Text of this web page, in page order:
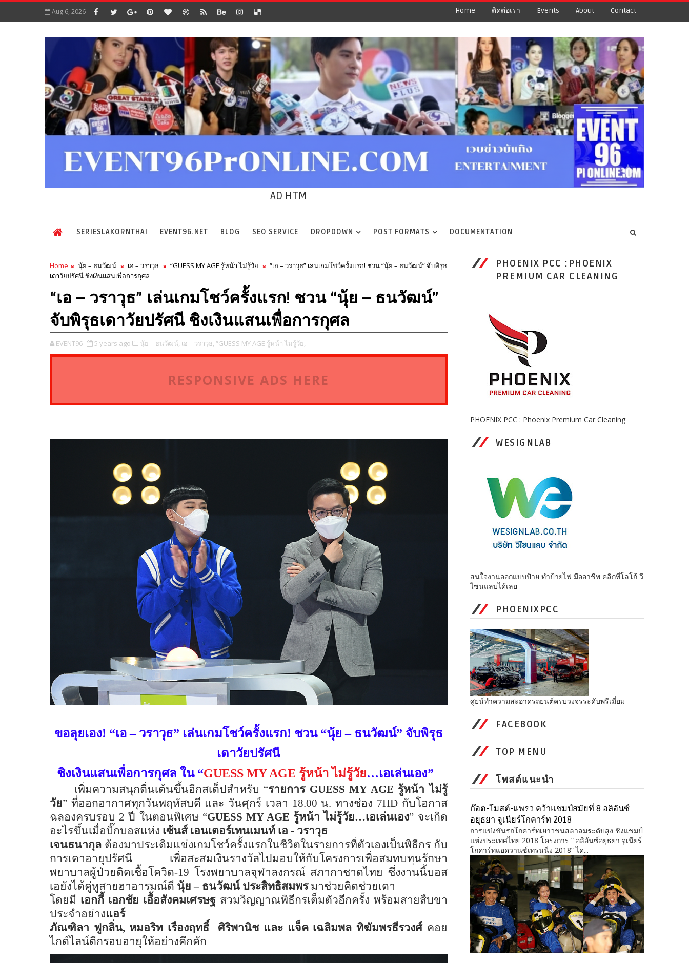
Aug 6, 2026 Home ติดต่อเรา Events About Contact
AD HTM
SERIESLAKORNTHAI EVENT96.NET BLOG SEO SERVICE DROPDOWN POST FORMATS DOCUMENTATION
Home นุ้ย – ธนวัฒน์ เอ – วราวุธ “GUESS MY AGE รู้หน้า ไม่รู้วัย
“เอ – วราวุธ” เล่นเกมโชว์ครั้งแรก! ชวน “นุ้ย – ธนวัฒน์” จับพิรุธ
เดาวัยปรัศนี ชิงเงินแสนเพื่อการกุศล
“เอ – วราวุธ” เล่นเกมโชว์ครั้งแรก! ชวน “นุ้ย – ธนวัฒน์”
จับพิรุธเดาวัยปรัศนี ชิงเงินแสนเพื่อการกุศล
EVENT96 5 years ago นุ้ย – ธนวัฒน์, เอ – วราวุธ, “GUESS MY AGE รู้หน้า ไม่รู้วัย,
RESPONSIVE ADS HERE
ขอลุยเอง! “เอ – วราวุธ” เล่นเกมโชว์ครั้งแรก! ชวน “นุ้ย – ธนวัฒน์” จับพิรุธ
เดาวัยปรัศนี
ชิงเงินแสนเพื่อการกุศล ใน “GUESS MY AGE รู้หน้า ไม่รู้วัย…เอเล่นเอง”
เพิ่มความสนุกตื่นเต้นขึ้นอีกสเต็ปสำหรับ “รายการ GUESS MY AGE รู้หน้า ไม่รู้
วัย” ที่ออกอากาศทุกวันพฤหัสบดี และ วันศุกร์ เวลา 18.00 น. ทางช่อง 7HDกับโอกาส
ฉลองครบรอบ 2 ปี ในตอนพิเศษ “GUESS MY AGE รู้หน้า ไม่รู้วัย…เอเล่นเอง” จะเกิด
อะไรขึ้นเมื่อบิ๊กบอสแห่ง เซ้นส์ เอนเตอร์เทนเมนท์ เอ - วราวุธ
เจนธนากุล ต้องมาประเดิมแข่งเกมโชว์ครั้งแรกในชีวิตในรายการที่ตัวเองเป็นพิธีกร กับ
การเดาอายุปรัศนี เพื่อสะสมเงินรางวัลไปมอบให้กับโครงการเพื่อสมทบทุนรักษา
พยาบาลผู้ป่วยติดเชื้อโควิด-19 โรงพยาบาลจุฬาลงกรณ์ สภากาชาดไทย ซึ่งงานนี้บอส
เอยังได้คู่หูสายฮาอารมณ์ดี นุ้ย – ธนวัฒน์ ประสิทธิสมพรมาช่วยคิดช่วยเดา
โดยมี เอกกี้ เอกชัย เอื้อสังคมเศรษฐสวมวิญญาณพิธีกรเต็มตัวอีกครั้ง พร้อมสายสืบขา
ประจำอย่างแอร์
ภัณฑิลา ฟูกลิ่น, หมอริท เรืองฤทธิ์ ศิริพานิช และ แจ็ค เฉลิมพล ทิฆัมพรธีรวงศ์คอย
ไกด์ไลน์ตีกรอบอายุให้อย่างคึกคัก
PHOENIX PCC :PHOENIX
PREMIUM CAR CLEANING
PHOENIX PCC : Phoenix Premium Car Cleaning
WESIGNLAB
สนใจงานออกแบบป้าย ทำป้ายไฟ มืออาชีพ คลิกที่โลโก้ วี
ไซนแลบได้เลย
PHOENIXPCC
ศูยน์ทำความสะอาดรถยนต์ครบวงจรระดับพรีเมี่ยม
FACEBOOK
TOP MENU
โพสต์แนะนำ
ก๊อต-โมสต์-แพรว คว้าแชมป์สมัยที่ 8 อลิอันซ์
อยุธยา จูเนียร์โกคาร์ท 2018
การแข่งขันรถโกคาร์ทเยาวชนสลาลมระดับสูง ชิงแชมป์
แห่งประเทศไทย 2018 โครงการ “ อลิอันซ์อยุธยา จูเนียร์
โกคาร์ทแอดวานซ์เทรนนิ่ง 2018” ได...